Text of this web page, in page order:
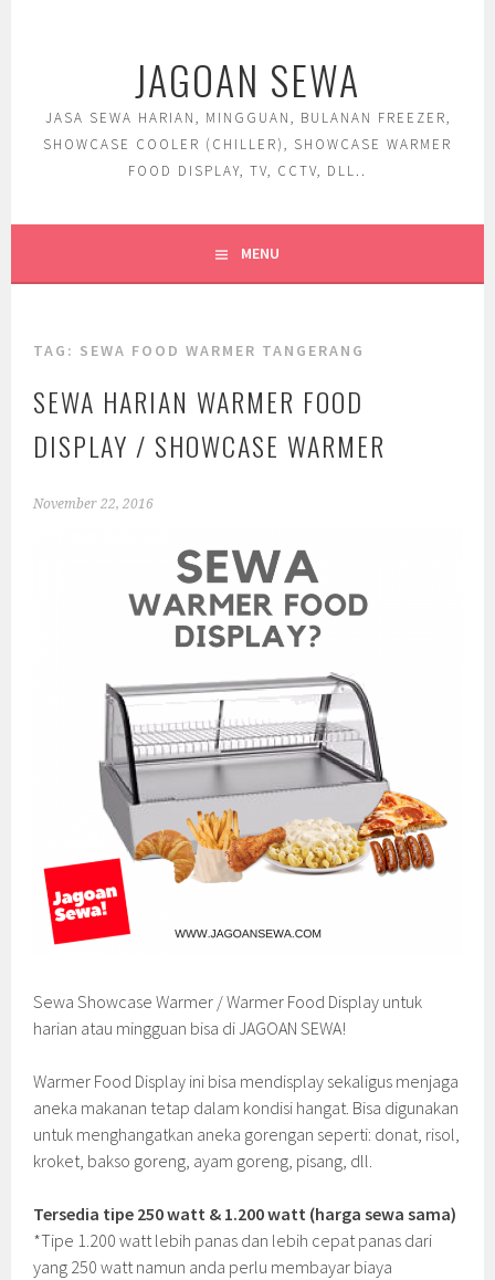
JAGOAN SEWA
JASA SEWA HARIAN, MINGGUAN, BULANAN FREEZER,
SHOWCASE COOLER (CHILLER), SHOWCASE WARMER
FOOD DISPLAY, TV, CCTV, DLL..
MENU
TAG: SEWA FOOD WARMER TANGERANG
SEWA HARIAN WARMER FOOD
DISPLAY / SHOWCASE WARMER
November 22, 2016
Sewa Showcase Warmer / Warmer Food Display untuk
harian atau mingguan bisa di JAGOAN SEWA!
Warmer Food Display ini bisa mendisplay sekaligus menjaga
aneka makanan tetap dalam kondisi hangat. Bisa digunakan
untuk menghangatkan aneka gorengan seperti: donat, risol,
kroket, bakso goreng, ayam goreng, pisang, dll.
Tersedia tipe 250 watt & 1.200 watt (harga sewa sama)
*Tipe 1.200 watt lebih panas dan lebih cepat panas dari
yang 250 watt namun anda perlu membayar biaya